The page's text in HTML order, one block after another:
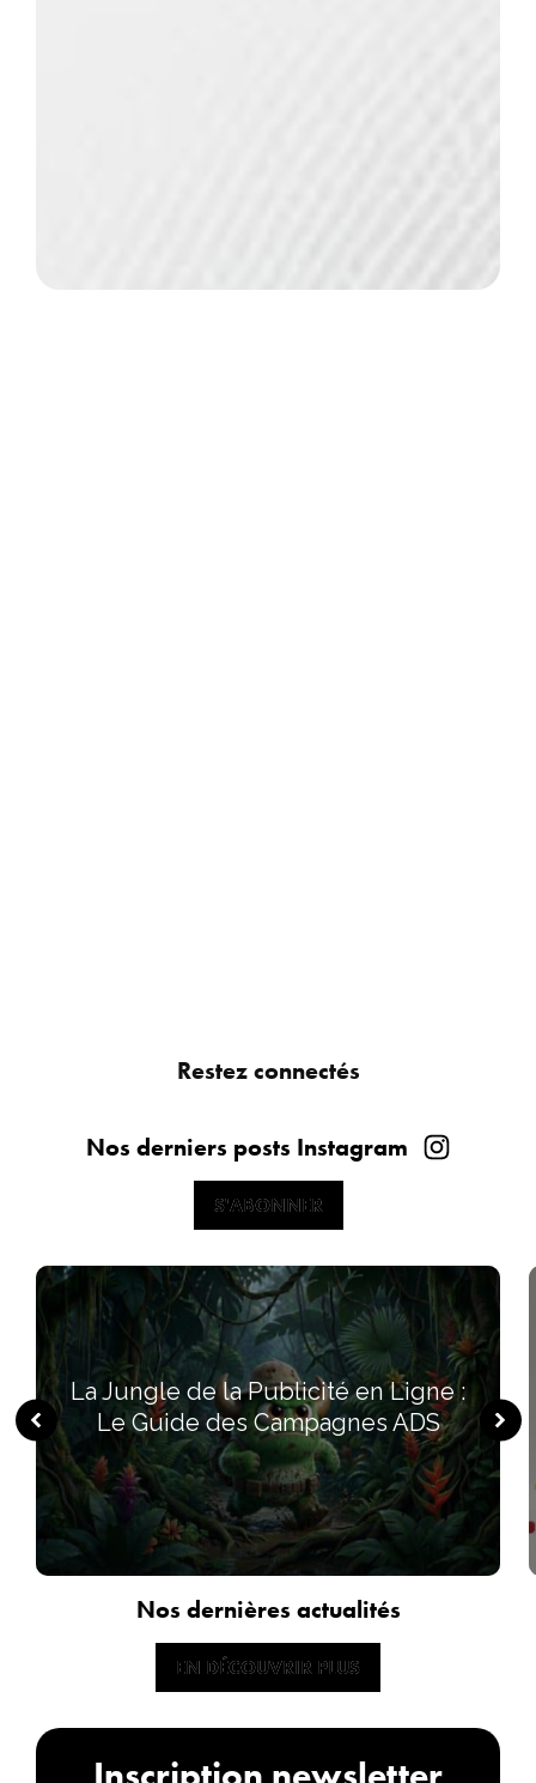
Restez connectés
Nos derniers posts Instagram
S'ABONNER
S'ABONNER
La Jungle de la Publicité en Ligne :
Le Guide des Campagnes ADS
Nos dernières actualités
EN DÉCOUVRIR PLUS
EN DÉCOUVRIR PLUS